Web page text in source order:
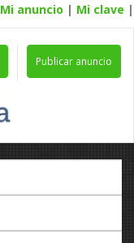
Mi anuncio | Mi clave |
Publicar anuncio